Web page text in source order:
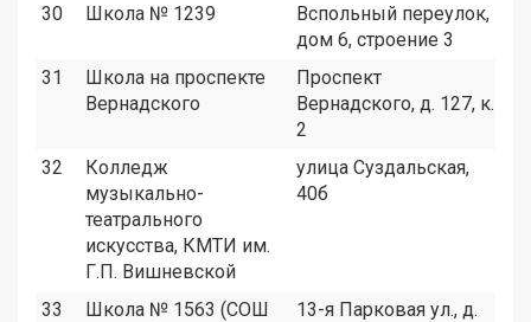
30 Школа № 1239
Вспольный переулок,
дом 6, строение 3
31
Школа на проспекте
Вернадского
Проспект
Вернадского, д. 127, к.
2
32
Колледж
музыкально-
театрального
искусства, КМТИ им.
Г.П. Вишневской
улица Суздальская,
40б
33
Школа № 1563 (СОШ
13-я Парковая ул., д.